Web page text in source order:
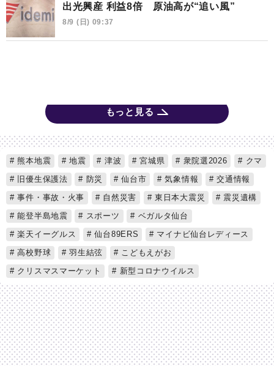
出光興産 利益8倍 原油高が“追い風”
8/9 (日) 09:37
もっと見る
熊本地震 地震 津波 宮城県 衆院選2026
クマ
旧優生保護法
防災 仙台市 気象情報
交通情報
事件・事故・火事
自然災害 東日本大震災
震災遺構
能登半島地震
スポーツ
ベガルタ仙台
楽天イーグルス
仙台89ERS
マイナビ仙台レディース
高校野球
羽生結弦
こどもえがお
クリスマスマーケット
新型コロナウイルス